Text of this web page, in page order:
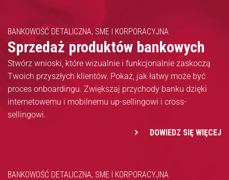
BANKOWOŚĆ DETALICZNA, SME I KORPORACYJNA
Sprzedaż produktów bankowych
Stwórz wnioski, które wizualnie i funkcjonalnie zaskoczą
Twoich przyszłych klientów. Pokaż, jak łatwy może być
proces onboardingu. Zwiększaj przychody banku dzięki
internetowemu i mobilnemu up-sellingowi i cross-
sellingowi.
DOWIEDZ SIĘ WIĘCEJ
BANKOWOŚĆ DETALICZNA, SME I KORPORACYJNA